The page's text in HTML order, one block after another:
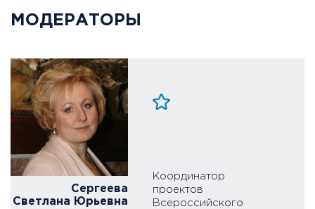
МОДЕРАТОРЫ
Сергеева
Светлана Юрьевна
Координатор
проектов
Всероссийского